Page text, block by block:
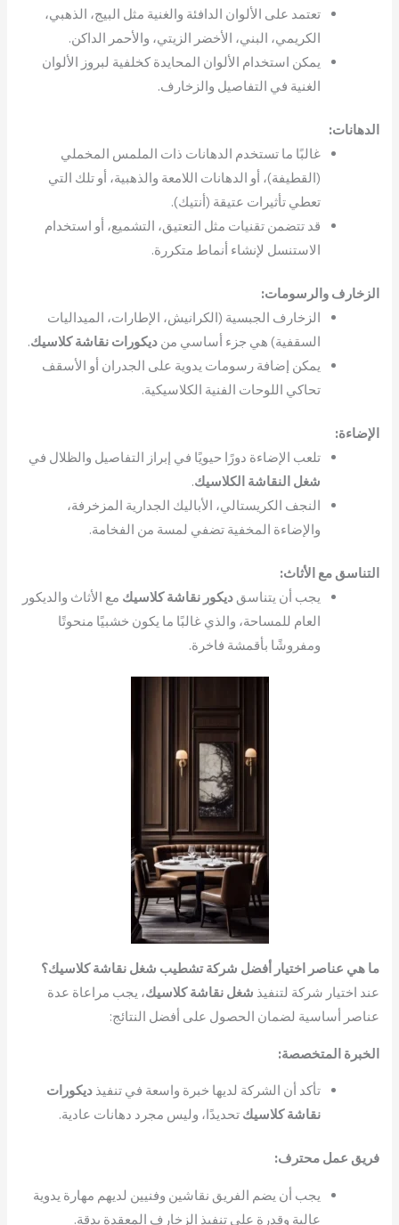
تعتمد على الألوان الدافئة والغنية مثل البيج، الذهبي،
الكريمي، البني، الأخضر الزيتي، والأحمر الداكن.
يمكن استخدام الألوان المحايدة كخلفية لبروز الألوان
الغنية في التفاصيل والزخارف.
الدهانات:
غالبًا ما تستخدم الدهانات ذات الملمس المخملي
(القطيفة)، أو الدهانات اللامعة والذهبية، أو تلك التي
تعطي تأثيرات عتيقة (أنتيك).
قد تتضمن تقنيات مثل التعتيق، التشميع، أو استخدام
الاستنسل لإنشاء أنماط متكررة.
الزخارف والرسومات:
الزخارف الجبسية (الكرانيش، الإطارات، الميداليات
السقفية) هي جزء أساسي منديكورات نقاشة كلاسيك.
يمكن إضافة رسومات يدوية على الجدران أو الأسقف
تحاكي اللوحات الفنية الكلاسيكية.
الإضاءة:
تلعب الإضاءة دورًا حيويًا في إبراز التفاصيل والظلال في
شغل النقاشة الكلاسيك.
النجف الكريستالي، الأباليك الجدارية المزخرفة،
والإضاءة المخفية تضفي لمسة من الفخامة.
التناسق مع الأثاث:
يجب أن يتناسقديكور نقاشة كلاسيك مع الأثاث والديكور
العام للمساحة، والذي غالبًا ما يكون خشبيًا منحوتًا
ومفروشًا بأقمشة فاخرة.
ما هي عناصر اختيار أفضل شركة تشطيب شغل نقاشة كلاسيك؟
عند اختيار شركة لتنفيذ شغل نقاشة كلاسيك، يجب مراعاة عدة
عناصر أساسية لضمان الحصول على أفضل النتائج:
الخبرة المتخصصة:
تأكد أن الشركة لديها خبرة واسعة في تنفيذديكورات
نقاشة كلاسيك تحديدًا، وليس مجرد دهانات عادية.
فريق عمل محترف:
يجب أن يضم الفريق نقاشين وفنيين لديهم مهارة يدوية
عالية وقدرة على تنفيذ الزخارف المعقدة بدقة.